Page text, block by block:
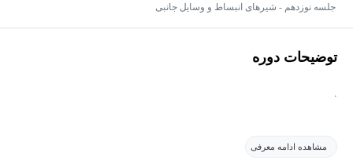
جلسه نوزدهم - شیرهای انبساط و وسایل جانبی
توضیحات دوره
.
مشاهده ادامه معرفی